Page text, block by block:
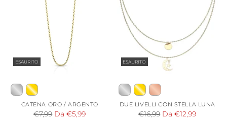
ESAURITO
CATENA ORO / ARGENTO
Prezzo
€7,99 Da €5,99
ESAURITO
DUE LIVELLI CON STELLA LUNA
Prezzo
€16,99 Da €12,99